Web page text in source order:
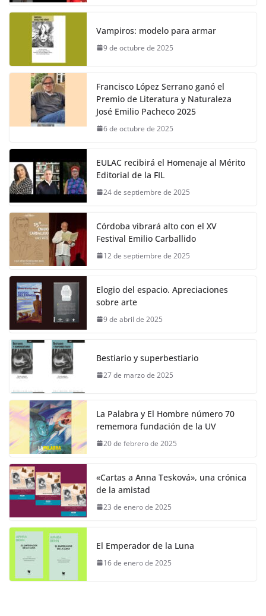
Vampiros: modelo para armar
9 de octubre de 2025
Francisco López Serrano ganó el
Premio de Literatura y Naturaleza
José Emilio Pacheco 2025
6 de octubre de 2025
EULAC recibirá el Homenaje al Mérito
Editorial de la FIL
24 de septiembre de 2025
Córdoba vibrará alto con el XV
Festival Emilio Carballido
12 de septiembre de 2025
Elogio del espacio. Apreciaciones
sobre arte
9 de abril de 2025
Bestiario y superbestiario
27 de marzo de 2025
La Palabra y El Hombre número 70
rememora fundación de la UV
20 de febrero de 2025
«Cartas a Anna Tesková», una crónica
de la amistad
23 de enero de 2025
El Emperador de la Luna
16 de enero de 2025